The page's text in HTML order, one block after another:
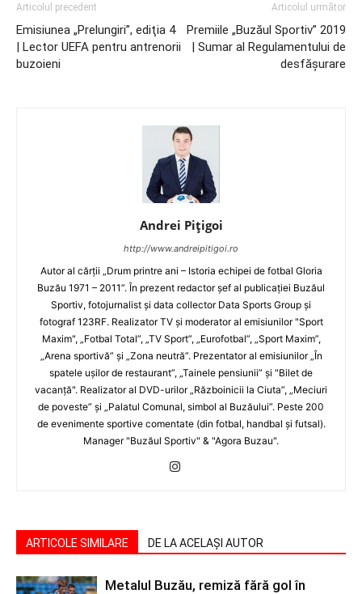
Articolul precedent
Emisiunea „Prelungiri”, ediţia 4
| Lector UEFA pentru antrenorii
buzoieni
Articolul următor
Premiile „Buzăul Sportiv” 2019
| Sumar al Regulamentului de
desfășurare
Andrei Pițigoi
http://www.andreipitigoi.ro
Autor al cărţii „Drum printre ani – Istoria echipei de fotbal Gloria
Buzău 1971 – 2011”. În prezent redactor şef al publicaţiei Buzăul
Sportiv, fotojurnalist şi data collector Data Sports Group şi
fotograf 123RF. Realizator TV şi moderator al emisiunilor "Sport
Maxim", „Fotbal Total”, „TV Sport”, „Eurofotbal”, „Sport Maxim”,
„Arena sportivă” şi „Zona neutră”. Prezentator al emisiunilor „În
spatele uşilor de restaurant”, „Tainele pensiunii” şi "Bilet de
vacanţă". Realizator al DVD-urilor „Războinicii la Ciuta”, „Meciuri
de poveste” şi „Palatul Comunal, simbol al Buzăului”. Peste 200
de evenimente sportive comentate (din fotbal, handbal şi futsal).
Manager "Buzăul Sportiv" & "Agora Buzau".
ARTICOLE SIMILARE DE LA ACELAȘI AUTOR
Metalul Buzău, remiză fără gol în